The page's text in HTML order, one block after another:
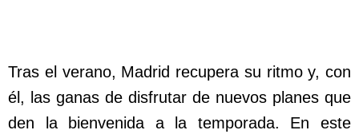
Tras el verano, Madrid recupera su ritmo y, con
él, las ganas de disfrutar de nuevos planes que
den la bienvenida a la temporada. En este